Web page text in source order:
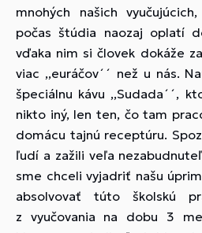
mnohých našich
počas štúdia naozaj oplatí
vďaka nim si človek dokáže
viac ,,euráčov´´ než u nás.
špeciálnu kávu ,,Sudada´´,
nikto iný, len ten, čo tam
domácu tajnú receptúru.
ľudí a zažili veľa
sme chceli vyjadriť našu
absolvovať túto školskú
z vyučovania na dobu 3